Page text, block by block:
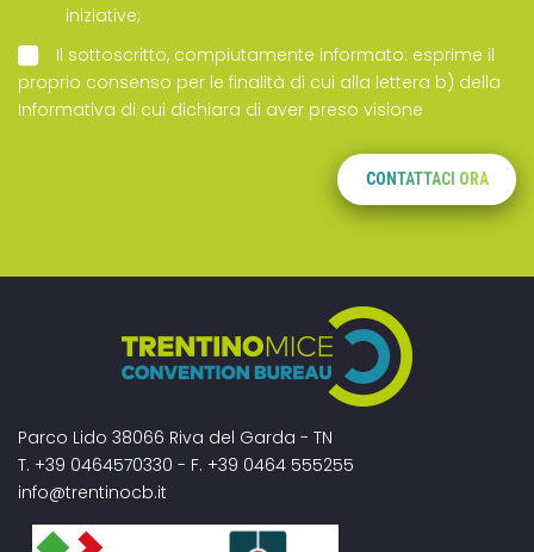
iniziative;
Il sottoscritto, compiutamente informato: esprime il
proprio consenso per le finalità di cui alla lettera b) della
Informativa di cui dichiara di aver preso visione
CONTATTACI ORA
Parco Lido 38066 Riva del Garda - TN
T. +39 0464570330 - F. +39 0464 555255
info@trentinocb.it